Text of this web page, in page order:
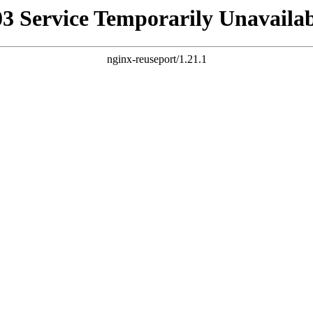
Service Temporarily
nginx-reuseport/1.21.1